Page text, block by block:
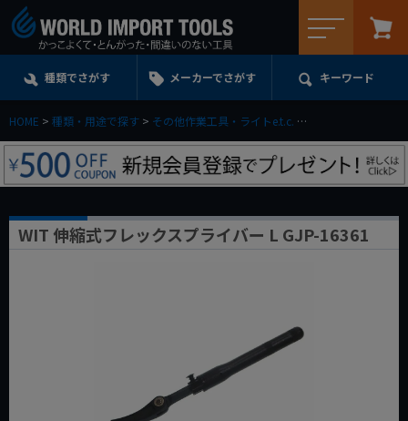
種類でさがす メーカーでさがす キーワード
HOME 種類・用途で探す その他作業工具・ライトe.t.c.
WIT 伸縮式フレックスプライバー L GJP-16361